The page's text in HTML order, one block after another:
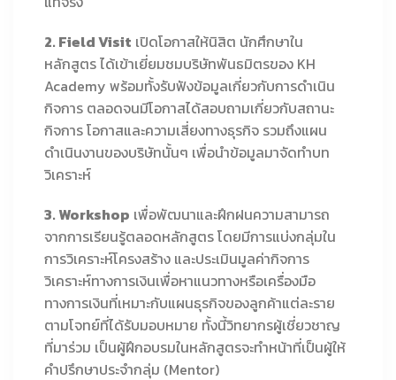
2. Field Visit เปิดโอกาสให้นิสิต นักศึกษาใน
หลักสูตร ได้เข้าเยี่ยมชมบริษัทพันธมิตรของ KH
Academy พร้อมทั้งรับฟังข้อมูลเกี่ยวกับการดำเนิน
กิจการ ตลอดจนมีโอกาสได้สอบถามเกี่ยวกับสถานะ
กิจการ โอกาสและความเสี่ยงทางธุรกิจ รวมถึงแผน
ดำเนินงานของบริษัทนั้นๆ เพื่อนำข้อมูลมาจัดทำบท
วิเคราะห์
3. Workshop เพื่อพัฒนาและฝึกฝนความสามารถ
จากการเรียนรู้ตลอดหลักสูตร โดยมีการแบ่งกลุ่มใน
การวิเคราะห์โครงสร้าง และประเมินมูลค่ากิจการ
วิเคราะห์ทางการเงินเพื่อหาแนวทางหรือเครื่องมือ
ทางการเงินที่เหมาะกับแผนธุรกิจของลูกค้าแต่ละราย
ตามโจทย์ที่ได้รับมอบหมาย ทั้งนี้วิทยากรผู้เชี่ยวชาญ
ที่มาร่วม เป็นผู้ฝึกอบรมในหลักสูตรจะทำหน้าที่เป็นผู้ให้
คำปรึกษาประจำกลุ่ม (Mentor)